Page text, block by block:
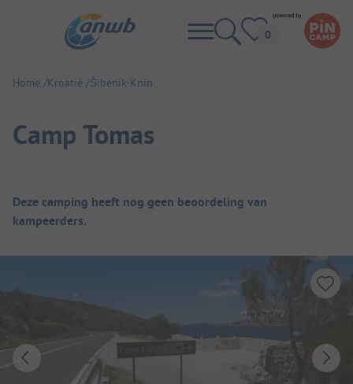
Home Kroatië Šibenik-Knin
Camp Tomas
Camping overzicht
Deze camping heeft nog geen beoordeling van
kampeerders.